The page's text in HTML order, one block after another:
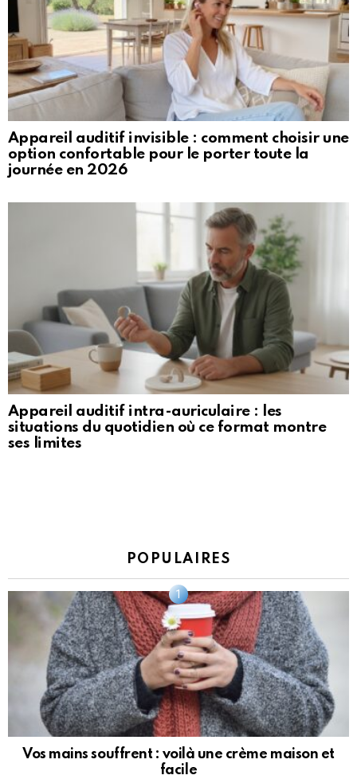
Appareil auditif invisible : comment choisir une
option confortable pour le porter toute la
journée en 2026
Appareil auditif intra-auriculaire : les
situations du quotidien où ce format montre
ses limites
POPULAIRES
Vos mains souffrent : voilà une crème maison et
facile